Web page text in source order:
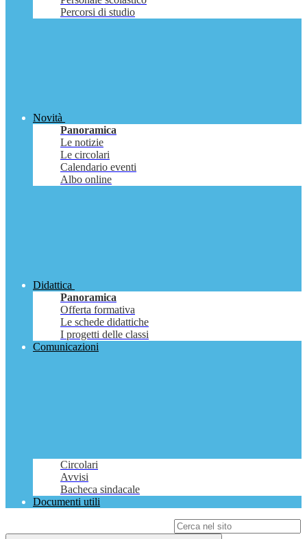
Percorsi di studio
Novità
Panoramica
Le notizie
Le circolari
Calendario eventi
Albo online
Didattica
Panoramica
Offerta formativa
Le schede didattiche
I progetti delle classi
Comunicazioni
Circolari
Avvisi
Bacheca sindacale
Documenti utili